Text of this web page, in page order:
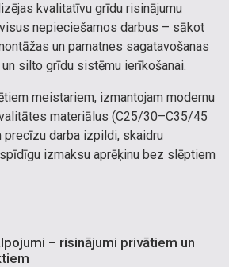
kvalitatīvu grīdu risinājumu
nepieciešamos darbus – sākot
un pamatnes sagatavošanas
silto grīdu sistēmu ierīkošanai.
meistariem, izmantojam modernu
materiālus (C25/30–C35/45
precīzu darba izpildi, skaidru
izmaksu aprēķinu bez slēptiem
– risinājumi privātiem un